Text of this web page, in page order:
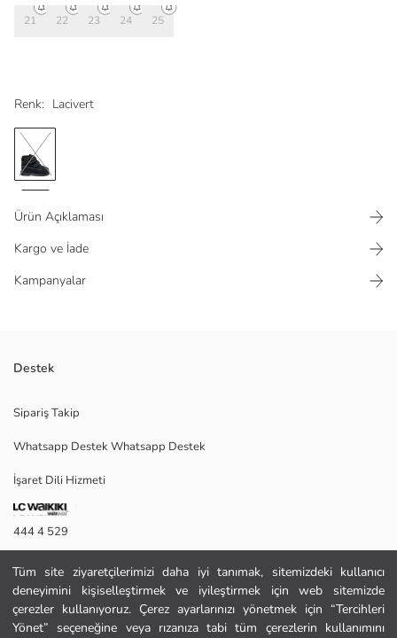
Tüm site ziyaretçilerimizi daha iyi tanımak, sitemizdeki kullanıcı
deneyimini kişiselleştirmek ve iyileştirmek için web sitemizde
çerezler kullanıyoruz. Çerez ayarlarınızı yönetmek için “Tercihleri
Yönet” seçeneğine veya rızanıza tabi tüm çerezlerin kullanımını
Renk: Lacivert
21 22 23 24 25
Ürün Açıklaması
Kargo ve İade
Kampanyalar
Marka:
Cinsiyet:
Burun Şekli:
Topuk Şekli:
Destek
Sipariş Takip
Whatsapp Destek Whatsapp Destek
İşaret Dili Hizmeti
444 4 529
İletişim Formu
444 4 529